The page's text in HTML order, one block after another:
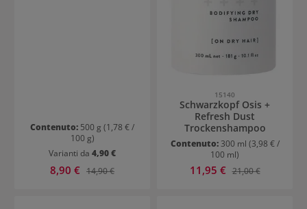
Contenuto: 500 g (1,78 € /
100 g)
Varianti da 4,90 €
Prezzo di vendita:
8,90 € Prezzo normale:
14,90 €
15140
Schwarzkopf Osis +
Refresh Dust
Trockenshampoo
Contenuto: 300 ml (3,98 € /
100 ml)
Prezzo di vendita:
11,95 € Prezzo normale:
21,00 €